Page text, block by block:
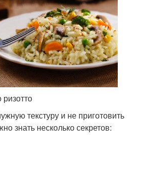
текстуру и не приготовить
знать несколько секретов: